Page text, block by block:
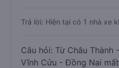
Trả lời: Hiện tại có 1 nhà xe
Câu hỏi: Từ Châu Thành
Vĩnh Cửu - Đồng Nai